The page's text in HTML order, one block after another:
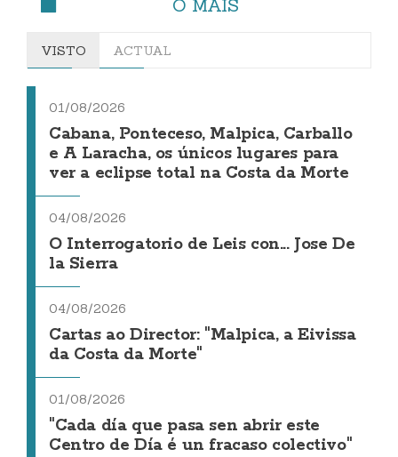
O MÁIS
VISTO ACTUAL
01/08/2026
Cabana, Ponteceso, Malpica, Carballo
e A Laracha, os únicos lugares para
ver a eclipse total na Costa da Morte
04/08/2026
O Interrogatorio de Leis con... Jose De
la Sierra
04/08/2026
Cartas ao Director: "Malpica, a Eivissa
da Costa da Morte"
01/08/2026
"Cada día que pasa sen abrir este
Centro de Día é un fracaso colectivo"